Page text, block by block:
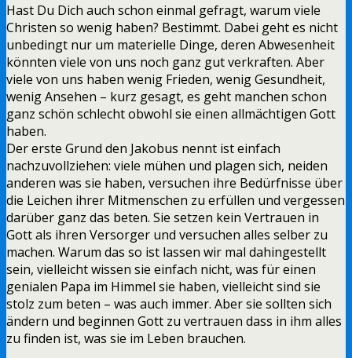
Hast Du Dich auch schon einmal gefragt, warum viele
Christen so wenig haben? Bestimmt. Dabei geht es nicht
unbedingt nur um materielle Dinge, deren Abwesenheit
könnten viele von uns noch ganz gut verkraften. Aber
viele von uns haben wenig Frieden, wenig Gesundheit,
wenig Ansehen – kurz gesagt, es geht manchen schon
ganz schön schlecht obwohl sie einen allmächtigen Gott
haben.
Der erste Grund den Jakobus nennt ist einfach
nachzuvollziehen: viele mühen und plagen sich, neiden
anderen was sie haben, versuchen ihre Bedürfnisse über
die Leichen ihrer Mitmenschen zu erfüllen und vergessen
darüber ganz das beten. Sie setzen kein Vertrauen in
Gott als ihren Versorger und versuchen alles selber zu
machen. Warum das so ist lassen wir mal dahingestellt
sein, vielleicht wissen sie einfach nicht, was für einen
genialen Papa im Himmel sie haben, vielleicht sind sie
stolz zum beten – was auch immer. Aber sie sollten sich
ändern und beginnen Gott zu vertrauen dass in ihm alles
zu finden ist, was sie im Leben brauchen.